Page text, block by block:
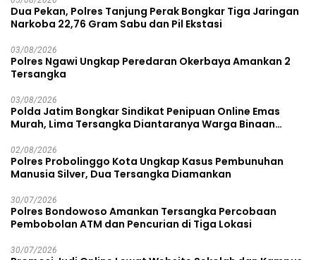
Dua Pekan, Polres Tanjung Perak Bongkar Tiga Jaringan
Narkoba 22,76 Gram Sabu dan Pil Ekstasi
03/08/2026
Polres Ngawi Ungkap Peredaran Okerbaya Amankan 2
Tersangka
03/08/2026
Polda Jatim Bongkar Sindikat Penipuan Online Emas
Murah, Lima Tersangka Diantaranya Warga Binaan
02/08/2026
Polres Probolinggo Kota Ungkap Kasus Pembunuhan
Manusia Silver, Dua Tersangka Diamankan
30/07/2026
Polres Bondowoso Amankan Tersangka Percobaan
Pembobolan ATM dan Pencurian di Tiga Lokasi
30/07/2026